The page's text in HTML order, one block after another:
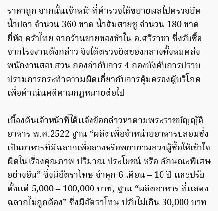
ราคาถูก จากนั้นเจ้าหน้าที่ตำรวจได้ขยายผลไปตรวจยึด
น้ำปลา จำนวน 360 ขวด น้ำส้มสายชู จำนวน 180 ขวด
ยี่ห้อ ครัวไทย จากร้านขายของชำใน อ.ศรีราชา ซึ่งรับซื้อ
จากโรงงานดังกล่าว จึงได้ตรวจยึดของกลางทั้งหมดส่ง
พนักงานสอบสวน กองกำกับการ 4 กองบังคับการปราบ
ปรามการกระทำความผิดเกี่ยวกับการคุ้มครองผู้บริโภค
เพื่อดำเนินคดีตามกฎหมายต่อไป
เบื้องต้นเจ้าหน้าที่ได้แจ้งข้อกล่าวหาตามพระราชบัญญัติ
อาหาร พ.ศ.2522 ฐาน “ผลิตเพื่อจำหน่ายอาหารปลอมซึ่ง
เป็นอาหารที่มีฉลากเพื่อลวงหรือพยายามลวงผู้ซื้อให้เข้าใจ
ผิดในเรื่องคุณภาพ ปริมาณ ประโยชน์ หรือ ลักษณะพิเศษ
อย่างอื่น” ซึ่งมีอัตราโทษ จำคุก 6 เดือน – 10 ปี และปรับ
ตั้งแต่ 5,000 – 100,000 บาท, ฐาน “ผลิตอาหาร ที่แสดง
ฉลากไม่ถูกต้อง” ซึ่งมีอัตราโทษ ปรับไม่เกิน 30,000 บาท